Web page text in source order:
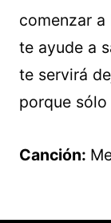
comenzar
te ayude a
te servirá
porque
Canción: